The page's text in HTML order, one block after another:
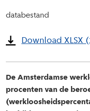
databestand
Download XLSX
De Amsterdamse
procenten van de